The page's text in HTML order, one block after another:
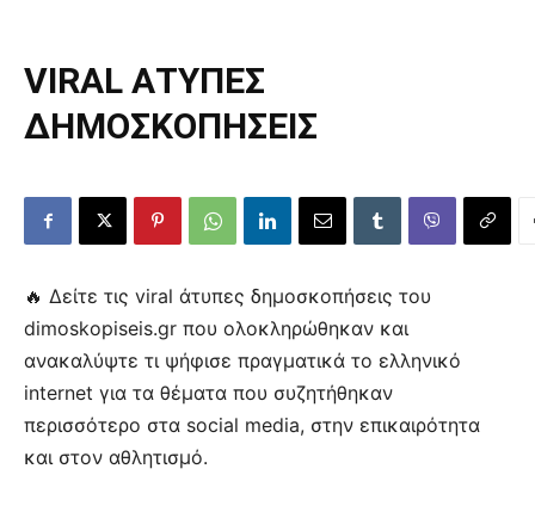
VIRAL ΑΤΥΠΕΣ
ΔΗΜΟΣΚΟΠΗΣΕΙΣ
🔥 Δείτε τις viral άτυπες δημοσκοπήσεις του
dimoskopiseis.gr που ολοκληρώθηκαν και
ανακαλύψτε τι ψήφισε πραγματικά το ελληνικό
internet για τα θέματα που συζητήθηκαν
περισσότερο στα social media, στην επικαιρότητα
και στον αθλητισμό.